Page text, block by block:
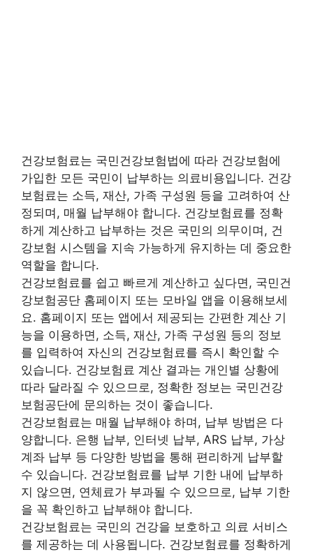
건강보험료는 국민건강보험법에 따라 건강보험에
가입한 모든 국민이 납부하는 의료비용입니다. 건강
보험료는 소득, 재산, 가족 구성원 등을 고려하여 산
정되며, 매월 납부해야 합니다. 건강보험료를 정확
하게 계산하고 납부하는 것은 국민의 의무이며, 건
강보험 시스템을 지속 가능하게 유지하는 데 중요한
역할을 합니다.
건강보험료를 쉽고 빠르게 계산하고 싶다면, 국민건
강보험공단 홈페이지 또는 모바일 앱을 이용해보세
요. 홈페이지 또는 앱에서 제공되는 간편한 계산 기
능을 이용하면, 소득, 재산, 가족 구성원 등의 정보
를 입력하여 자신의 건강보험료를 즉시 확인할 수
있습니다. 건강보험료 계산 결과는 개인별 상황에
따라 달라질 수 있으므로, 정확한 정보는 국민건강
보험공단에 문의하는 것이 좋습니다.
건강보험료는 매월 납부해야 하며, 납부 방법은 다
양합니다. 은행 납부, 인터넷 납부, ARS 납부, 가상
계좌 납부 등 다양한 방법을 통해 편리하게 납부할
수 있습니다. 건강보험료를 납부 기한 내에 납부하
지 않으면, 연체료가 부과될 수 있으므로, 납부 기한
을 꼭 확인하고 납부해야 합니다.
건강보험료는 국민의 건강을 보호하고 의료 서비스
를 제공하는 데 사용됩니다. 건강보험료를 정확하게